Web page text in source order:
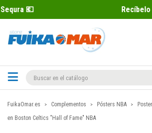
Recíbelo primero 📦
FuikaOmar.es Complementos Pósters NBA
en Boston Celtics "Hall of Fame" NBA